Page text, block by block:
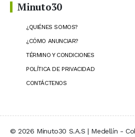
Minuto30
¿QUIÉNES SOMOS?
¿CÓMO ANUNCIAR?
TÉRMINO Y CONDICIONES
POLÍTICA DE PRIVACIDAD
CONTÁCTENOS
© 2026 Minuto30 S.A.S | Medellín -